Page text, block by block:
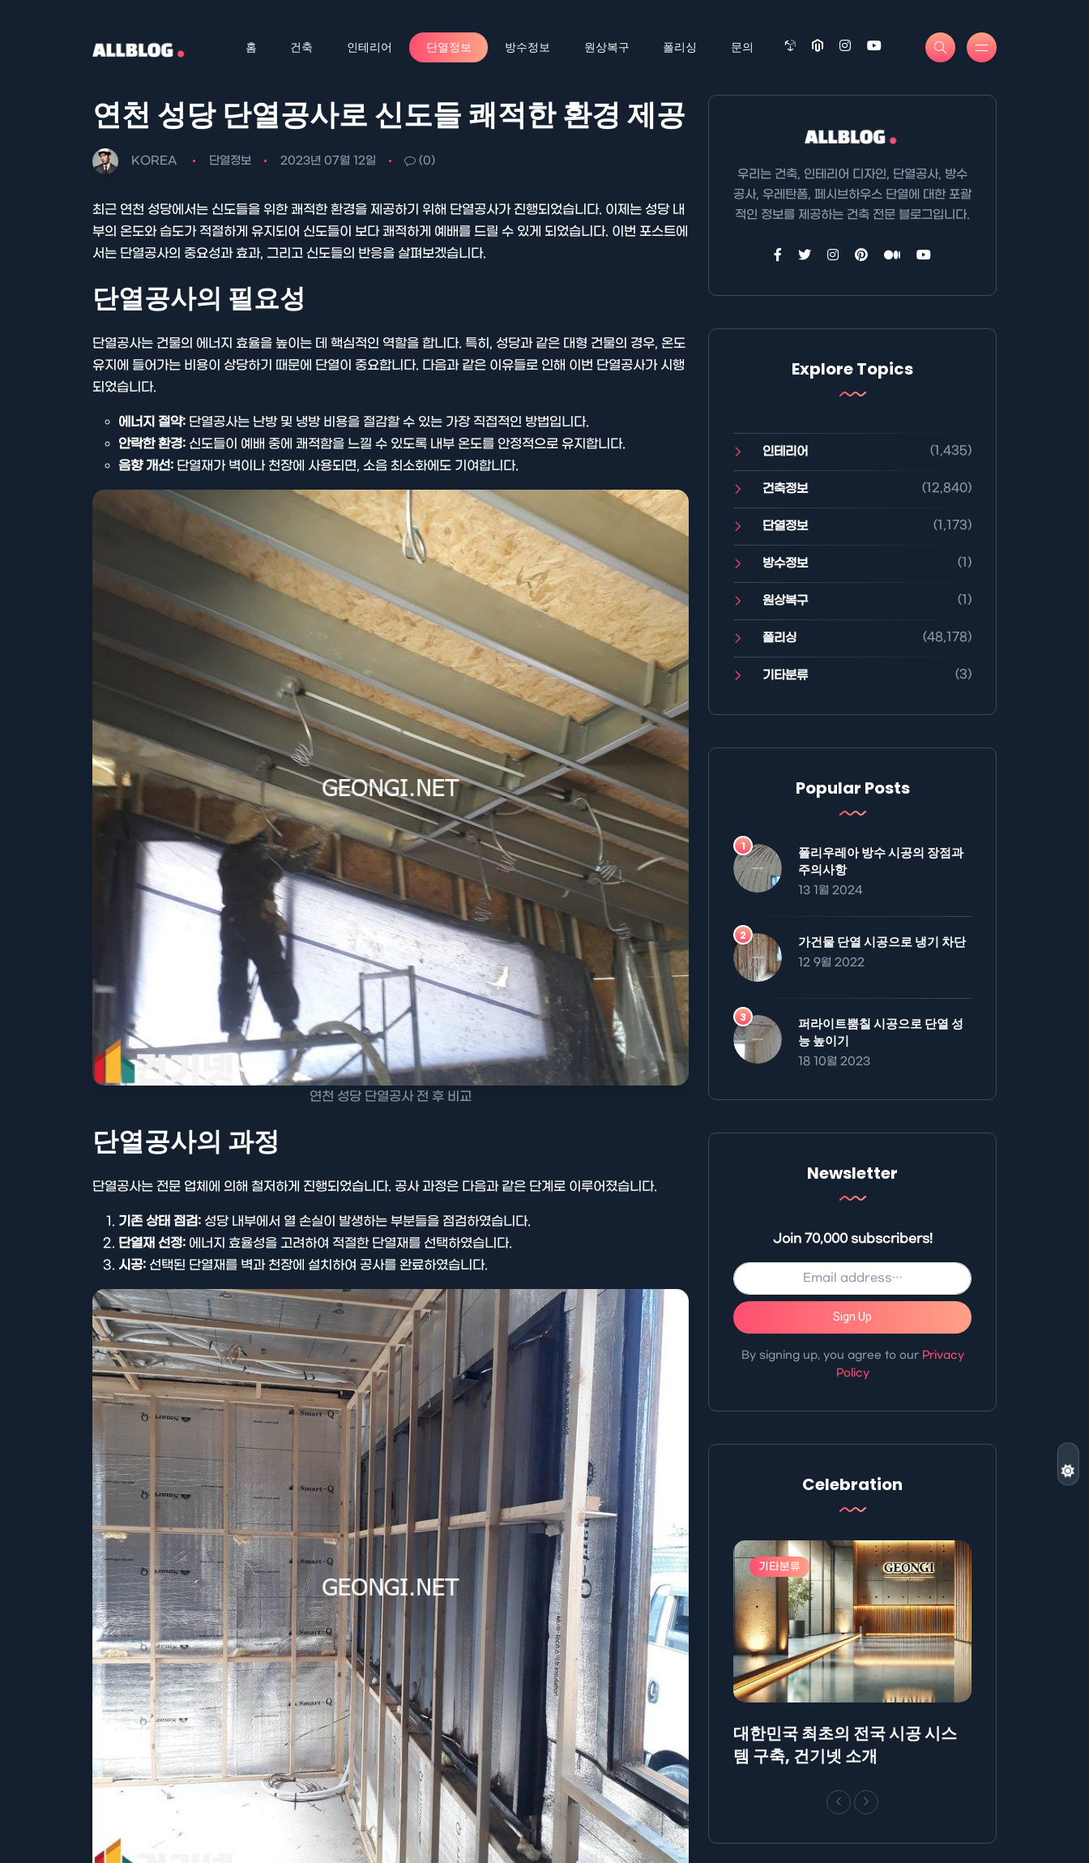
홈 건축 인테리어 단열정보 방수정보 원상복구 폴리싱 문의
연천 성당 단열공사로 신도들 쾌적한 환경 제공
KOREA 단열정보 2023년 07월 12일 (0)
최근 연천 성당에서는 신도들을 위한 쾌적한 환경을 제공하기 위해 단열공사가 진행되었습니다. 이제는 성당 내
부의 온도와 습도가 적절하게 유지되어 신도들이 보다 쾌적하게 예배를 드릴 수 있게 되었습니다. 이번 포스트에
서는 단열공사의 중요성과 효과, 그리고 신도들의 반응을 살펴보겠습니다.
단열공사의 필요성
단열공사는 건물의 에너지 효율을 높이는 데 핵심적인 역할을 합니다. 특히, 성당과 같은 대형 건물의 경우, 온도
유지에 들어가는 비용이 상당하기 때문에 단열이 중요합니다. 다음과 같은 이유들로 인해 이번 단열공사가 시행
되었습니다.
에너지 절약: 단열공사는 난방 및 냉방 비용을 절감할 수 있는 가장 직접적인 방법입니다.
안락한 환경: 신도들이 예배 중에 쾌적함을 느낄 수 있도록 내부 온도를 안정적으로 유지합니다.
음향 개선: 단열재가 벽이나 천장에 사용되면, 소음 최소화에도 기여합니다.
연천 성당 단열공사 전 후 비교
단열공사의 과정
단열공사는 전문 업체에 의해 철저하게 진행되었습니다. 공사 과정은 다음과 같은 단계로 이루어졌습니다.
기존 상태 점검: 성당 내부에서 열 손실이 발생하는 부분들을 점검하였습니다.
단열재 선정: 에너지 효율성을 고려하여 적절한 단열재를 선택하였습니다.
시공: 선택된 단열재를 벽과 천장에 설치하여 공사를 완료하였습니다.
우리는 건축, 인테리어 디자인, 단열공사, 방수
공사, 우레탄폼, 페시브하우스 단열에 대한 포괄
적인 정보를 제공하는 건축 전문 블로그입니다.
Explore Topics
인테리어 (1,435)
건축정보 (12,840)
단열정보 (1,173)
방수정보 (1)
원상복구 (1)
폴리싱 (48,178)
기타분류 (3)
Popular Posts
폴리우레아 방수 시공의 장점과
주의사항
13 1월 2024
가건물 단열 시공으로 냉기 차단
12 9월 2022
퍼라이트뿜칠 시공으로 단열 성
능 높이기
18 10월 2023
Newsletter
Join 70,000 subscribers!
Sign Up
By signing up, you agree to our Privacy
Policy
Celebration
기타분류
AllBlog에 RSS 피드를 제출하는
방법에 대해 안내드립니다.
기타분류
대한민국 최초의 전국 시공 시스
템 구축, 건기넷 소개